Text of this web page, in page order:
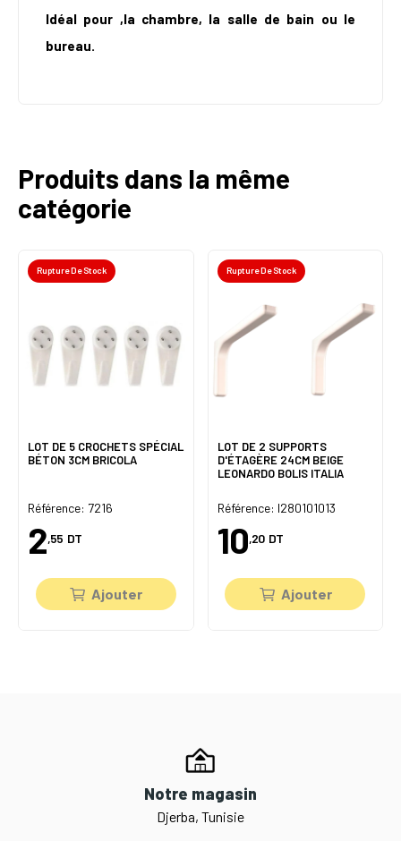
Idéal pour ,la chambre, la salle de bain ou le
bureau.
Produits dans la même
catégorie
Rupture De Stock
LOT DE 5 CROCHETS SPÉCIAL
BÉTON 3CM BRICOLA
Référence: 7216
2,55 DT
Ajouter
Rupture De Stock
LOT DE 2 SUPPORTS
D'ÉTAGÈRE 24CM BEIGE
LEONARDO BOLIS ITALIA
Référence: I280101013
10,20 DT
Ajouter
Notre magasin
Djerba, Tunisie